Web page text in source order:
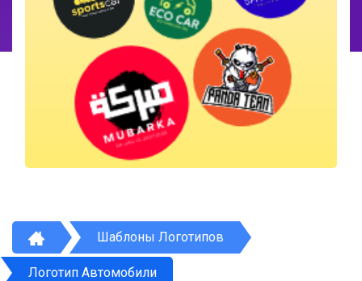
Шаблоны Логотипов
Логотип Автомобили